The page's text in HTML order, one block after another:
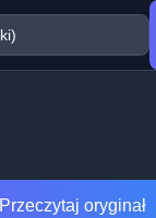
Przeczytaj oryginał